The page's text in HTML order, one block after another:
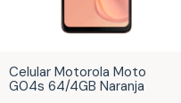
Celular Motorola Moto
G04s 64/4GB Naranja